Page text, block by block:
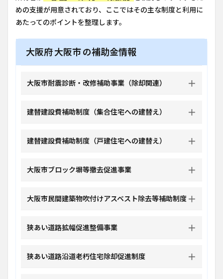
めの支援が用意されており、ここではその主な制度と利用に
あたってのポイントを整理します。
大阪府 大阪市 の補助金情報
大阪市耐震診断・改修補助事業（除却関連）
建替建設費補助制度（集合住宅への建替え）
建替建設費補助制度（戸建住宅への建替え）
大阪市ブロック塀等撤去促進事業
大阪市民間建築物吹付けアスベスト除去等補助制度
狭あい道路拡幅促進整備事業
狭あい道路沿道老朽住宅除却促進制度